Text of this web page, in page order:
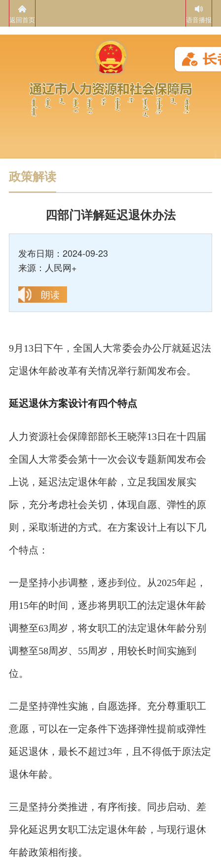
返回首页 语音播报
政策解读
四部门详解延迟退休办法
发布日期：2024-09-23
来源：人民网+
朗读
9月13日下午，全国人大常委会办公厅就延迟法
定退休年龄改革有关情况举行新闻发布会。
延迟退休方案设计有四个特点
人力资源社会保障部部长王晓萍13日在十四届
全国人大常委会第十一次会议专题新闻发布会
上说，延迟法定退休年龄，立足我国发展实
际，充分考虑社会关切，体现自愿、弹性的原
则，采取渐进的方式。在方案设计上有以下几
个特点：
一是坚持小步调整，逐步到位。从2025年起，
用15年的时间，逐步将男职工的法定退休年龄
调整至63周岁，将女职工的法定退休年龄分别
调整至58周岁、55周岁，用较长时间实施到
位。
二是坚持弹性实施，自愿选择。充分尊重职工
意愿，可以在一定条件下选择弹性提前或弹性
延迟退休，最长不超过3年，且不得低于原法定
退休年龄。
三是坚持分类推进，有序衔接。同步启动、差
异化延迟男女职工法定退休年龄，与现行退休
年龄政策相衔接。